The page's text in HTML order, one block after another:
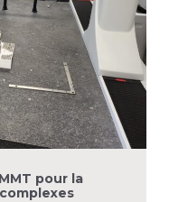
pour la